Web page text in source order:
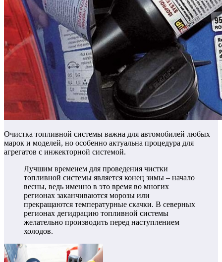
Очистка топливной системы важна для автомобилей любых
марок и моделей, но особенно актуальна процедура для
агрегатов с инжекторной системой.
Лучшим временем для проведения чистки
топливной системы является конец зимы – начало
весны, ведь именно в это время во многих
регионах заканчиваются морозы или
прекращаются температурные скачки. В северных
регионах дегидрацию топливной системы
желательно производить перед наступлением
холодов.